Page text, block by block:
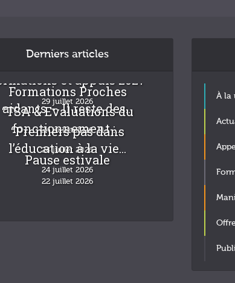
Derniers articles
et appuis 2027
29 juillet 2026
Formations Proches
aidants – Il reste des...
24 juillet 2026
“TSA & Evaluations du
fonctionnement :...
24 juillet 2026
“Premiers pas dans
l’éducation à la vie...
24 juillet 2026
Pause estivale
22 juillet 2026
À la